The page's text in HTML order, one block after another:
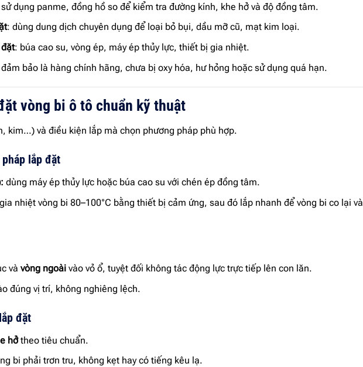
dụng panme, đồng hồ so để kiểm tra đường kính, khe hở và độ đồng tâm.
: dùng dung dịch chuyên dụng để loại bỏ bụi, dầu mỡ cũ, mạt kim loại.
: búa cao su, vòng ép, máy ép thủy lực, thiết bị gia nhiệt.
bảo là hàng chính hãng, chưa bị oxy hóa, hư hỏng hoặc sử dụng quá hạn.
vòng bi ô tô chuẩn kỹ thuật
kim…) và điều kiện lắp mà chọn phương pháp phù hợp.
lắp đặt
dùng máy ép thủy lực hoặc búa cao su với chén ép đồng tâm.
gia nhiệt vòng bi 80–100°C bằng thiết bị cảm ứng, sau đó lắp nhanh để vòng bi co lại
và vòng ngoàivào vỏ ổ, tuyệt đối không tác động lực trực tiếp lên con lăn.
đúng vị trí, không nghiêng lệch.
đặt
hởtheo tiêu chuẩn.
bi phải trơn tru, không kẹt hay có tiếng kêu lạ.